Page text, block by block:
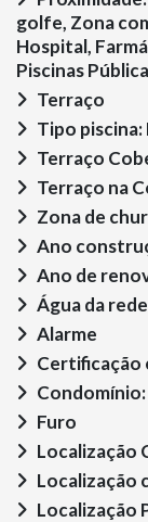
golfe, Zona
Hospital,
Piscinas
Terraço
Tipo piscina:
Terraço
Terraço na
Zona de
Ano
Ano de
Água da rede
Alarme
Certificação
Condomínio:
Furo
Localização
Localização
Localização